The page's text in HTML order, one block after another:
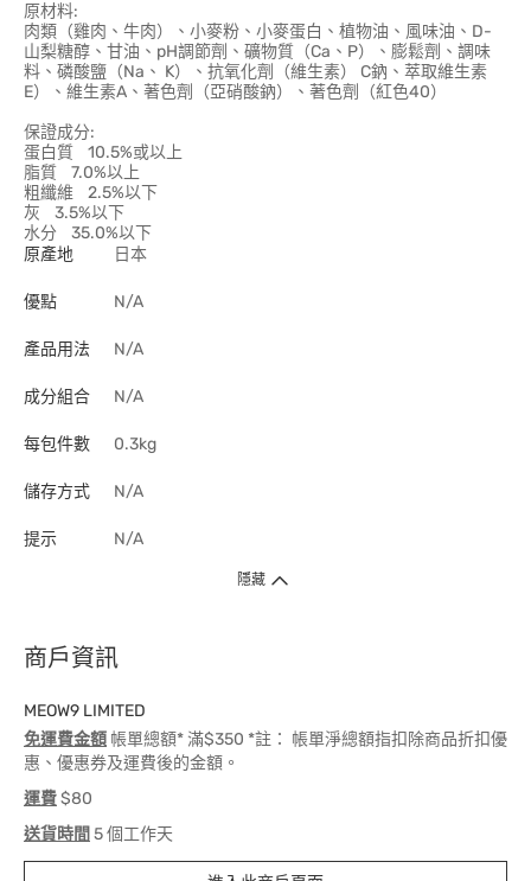
原材料:
肉類（雞肉、牛肉）、小麥粉、小麥蛋白、植物油、風味油、D-
山梨糖醇、甘油、pH調節劑、礦物質（Ca、P）、膨鬆劑、調味
料、磷酸鹽（Na、 K）、抗氧化劑（維生素） C鈉、萃取維生素
E）、維生素A、著色劑（亞硝酸鈉）、著色劑（紅色40）
保證成分:
蛋白質 10.5%或以上
脂質 7.0%以上
粗纖維 2.5%以下
灰 3.5%以下
水分 35.0%以下
原產地
日本
優點 N/A
產品用法 N/A
成分組合 N/A
每包件數 0.3kg
儲存方式 N/A
提示 N/A
隱藏
商戶資訊
MEOW9 LIMITED
免運費金額 帳單總額* 滿$350 *註： 帳單淨總額指扣除商品折扣優
惠、優惠券及運費後的金額。
運費$80
送貨時間 5 個工作天